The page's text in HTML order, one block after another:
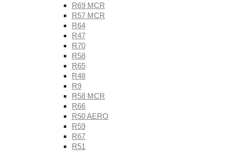
R69 MCR
R57 MCR
R64
R47
R70
R58
R65
R48
R9
R58 MCR
R66
R50 AERO
R59
R67
R51